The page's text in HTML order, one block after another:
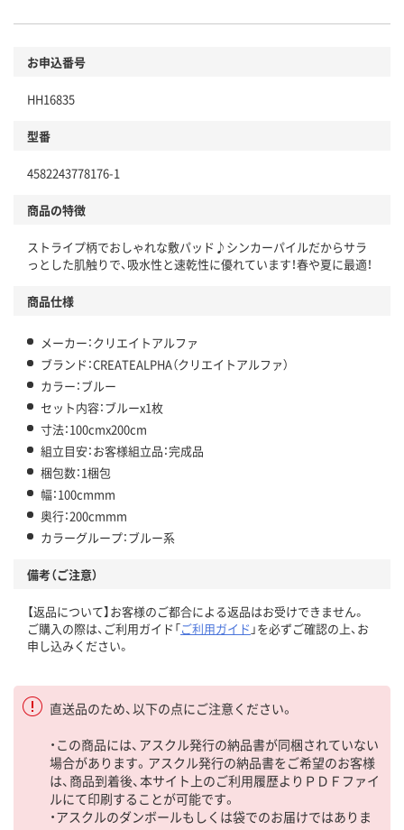
お申込番号
HH16835
型番
4582243778176-1
商品の特徴
ストライプ柄でおしゃれな敷パッド♪シンカーパイルだからサラ
っとした肌触りで、吸水性と速乾性に優れています！春や夏に最適！
商品仕様
メーカー：クリエイトアルファ
ブランド：CREATEALPHA（クリエイトアルファ）
カラー：ブルー
セット内容：ブルーx1枚
寸法：100cmx200cm
組立目安：お客様組立品：完成品
梱包数：1梱包
幅：100cmmm
奥行：200cmmm
カラーグループ：ブルー系
備考（ご注意）
【返品について】お客様のご都合による返品はお受けできません。
ご購入の際は、ご利用ガイド「ご利用ガイド 」を必ずご確認の上、お
申し込みください。
直送品のため、以下の点にご注意ください。
・この商品には、アスクル発行の納品書が同梱されていない
場合があります。アスクル発行の納品書をご希望のお客様
は、商品到着後、本サイト上のご利用履歴よりＰＤＦファイ
ルにて印刷することが可能です。
・アスクルのダンボールもしくは袋でのお届けではありま